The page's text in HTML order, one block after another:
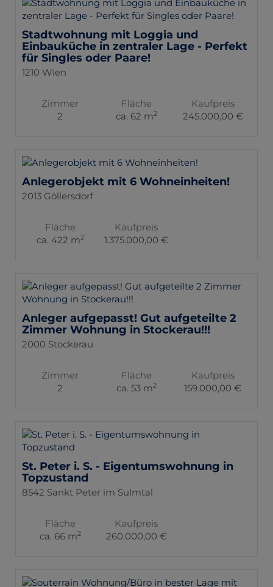
Stadtwohnung mit Loggia und
Einbauküche in zentraler Lage - Perfekt
für Singles oder Paare!
1210 Wien
Zimmer
2
Fläche
ca. 62 m2
Kaufpreis
245.000,00 €
Anlegerobjekt mit 6 Wohneinheiten!
2013 Göllersdorf
Fläche
ca. 422 m2
Kaufpreis
1.375.000,00 €
Anleger aufgepasst! Gut aufgeteilte 2
Zimmer Wohnung in Stockerau!!!
2000 Stockerau
Zimmer
2
Fläche
ca. 53 m2
Kaufpreis
159.000,00 €
St. Peter i. S. - Eigentumswohnung in
Topzustand
8542 Sankt Peter im Sulmtal
Fläche
ca. 66 m2
Kaufpreis
260.000,00 €